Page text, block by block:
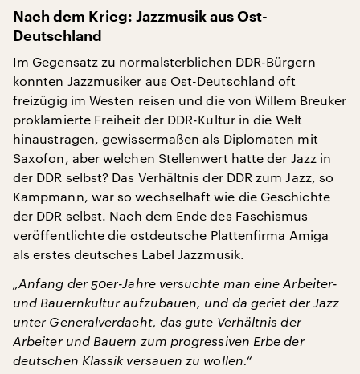
Nach dem Krieg: Jazzmusik aus Ost-
Deutschland
Im Gegensatz zu normalsterblichen DDR-Bürgern
konnten Jazzmusiker aus Ost-Deutschland oft
freizügig im Westen reisen und die von Willem Breuker
proklamierte Freiheit der DDR-Kultur in die Welt
hinaustragen, gewissermaßen als Diplomaten mit
Saxofon, aber welchen Stellenwert hatte der Jazz in
der DDR selbst? Das Verhältnis der DDR zum Jazz, so
Kampmann, war so wechselhaft wie die Geschichte
der DDR selbst. Nach dem Ende des Faschismus
veröffentlichte die ostdeutsche Plattenfirma Amiga
als erstes deutsches Label Jazzmusik.
„Anfang der 50er-Jahre versuchte man eine Arbeiter-
und Bauernkultur aufzubauen, und da geriet der Jazz
unter Generalverdacht, das gute Verhältnis der
Arbeiter und Bauern zum progressiven Erbe der
deutschen Klassik versauen zu wollen.“